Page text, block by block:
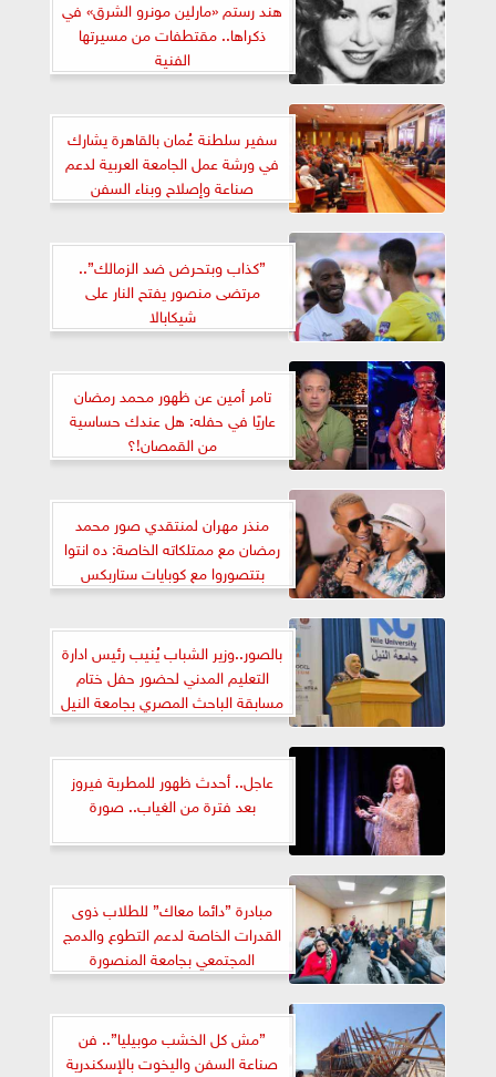
هند رستم «مارلين مونرو الشرق» في
ذكراها.. مقتطفات من مسيرتها
الفنية
سفير سلطنة عُمان بالقاهرة يشارك
في ورشة عمل الجامعة العربية لدعم
صناعة وإصلاح وبناء السفن
”كذاب وبتحرض ضد الزمالك”..
مرتضى منصور يفتح النار على
شيكابالا
تامر أمين عن ظهور محمد رمضان
عاريًا في حفله: هل عندك حساسية
من القمصان!؟
منذر مهران لمنتقدي صور محمد
رمضان مع ممتلكاته الخاصة: ده انتوا
بتتصوروا مع كوبايات ستاربكس
بالصور..وزير الشباب يُنيب رئيس ادارة
التعليم المدني لحضور حفل ختام
مسابقة الباحث المصري بجامعة النيل
عاجل.. أحدث ظهور للمطربة فيروز
بعد فترة من الغياب.. صورة
مبادرة ”دائما معاك” للطلاب ذوى
القدرات الخاصة لدعم التطوع والدمج
المجتمعي بجامعة المنصورة
”مش كل الخشب موبيليا”.. فن
صناعة السفن واليخوت بالإسكندرية